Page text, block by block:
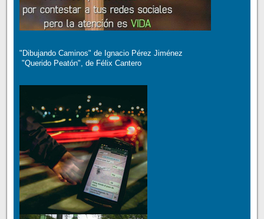
"Dibujando Caminos" de Ignacio Pérez Jiménez
"Querido Peatón", de Félix Cantero